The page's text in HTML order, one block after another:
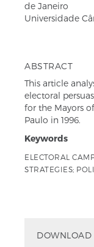
de Janeiro
Universidade
ABSTRACT
This article
electoral
for the Mayors
Paulo in 1996.
Keywords
ELECTORAL
STRATEGIES;
DOWNLOAD